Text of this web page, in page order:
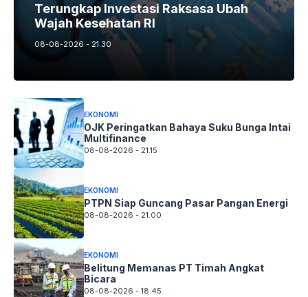
Terungkap Investasi Raksasa Ubah
Wajah Kesehatan RI
08-08-2026 - 21.30
EKONOMI
OJK Peringatkan Bahaya Suku Bunga Intai
Multifinance
08-08-2026 - 21.15
EKONOMI
PTPN Siap Guncang Pasar Pangan Energi
08-08-2026 - 21.00
EKONOMI
Belitung Memanas PT Timah Angkat
Bicara
08-08-2026 - 18.45